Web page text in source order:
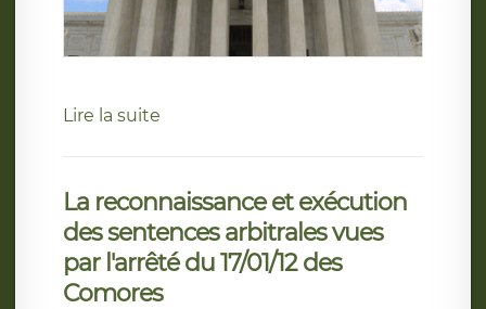
Lire la suite
La reconnaissance et exécution
des sentences arbitrales vues
par l'arrêté du 17/01/12 des
Comores